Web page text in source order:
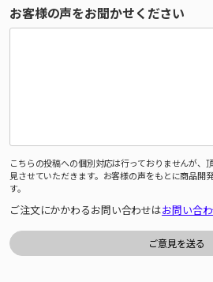
お客様の声をお聞かせください
こちらの投稿への個別対応は行っておりませんが、
見させていただきます。お客様の声をもとに商品開
す。
ご注文にかかわるお問い合わせはお問い合